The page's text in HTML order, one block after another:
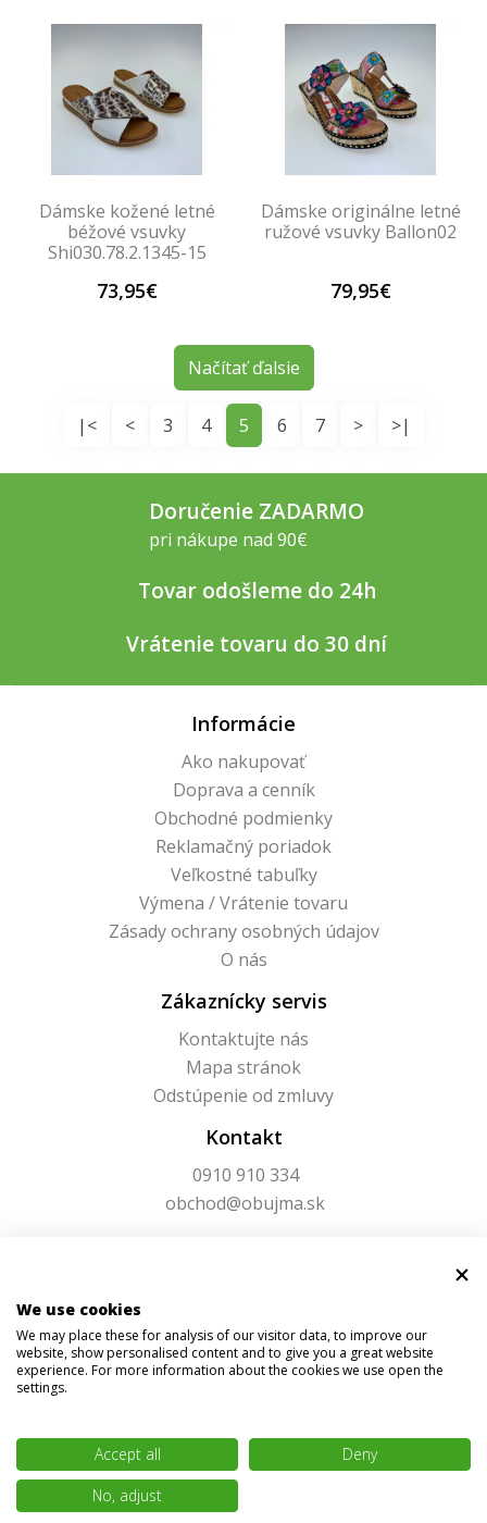
Dámske kožené letné
béžové vsuvky
Shi030.78.2.1345-15
73,95€
Dámske originálne letné
ružové vsuvky Ballon02
79,95€
Načítať ďalsie
|< < 3 4 5 6 7 > >|
Doručenie ZADARMO
pri nákupe nad 90€
Tovar odošleme do 24h
Vrátenie tovaru do 30 dní
Informácie
Ako nakupovať
Doprava a cenník
Obchodné podmienky
Reklamačný poriadok
Veľkostné tabuľky
Výmena / Vrátenie tovaru
Zásady ochrany osobných údajov
O nás
Zákaznícky servis
Kontaktujte nás
Mapa stránok
Odstúpenie od zmluvy
Kontakt
0910 910 334
obchod@obujma.sk
© 2026 Obujma.sk | Všetky práva vyhradené
Vytvoril
We use cookies
We may place these for analysis of our visitor data, to improve our
website, show personalised content and to give you a great website
experience. For more information about the cookies we use open the
settings.
Accept all
Deny
No, adjust